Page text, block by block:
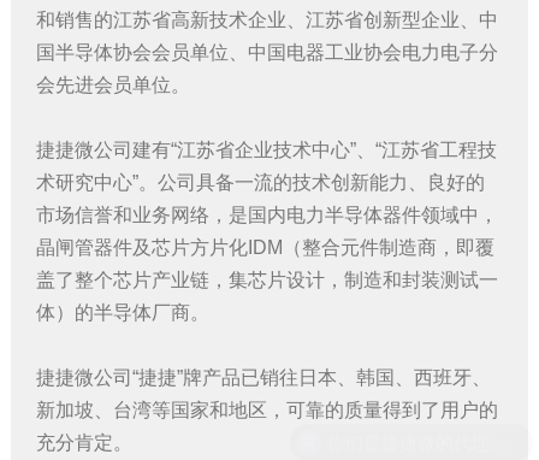
和销售的江苏省高新技术企业、江苏省创新型企业、中
国半导体协会会员单位、中国电器工业协会电力电子分
会先进会员单位。
捷捷微公司建有“江苏省企业技术中心”、“江苏省工程技
术研究中心”。公司具备一流的技术创新能力、良好的
市场信誉和业务网络，是国内电力半导体器件领域中，
晶闸管器件及芯片方片化IDM（整合元件制造商，即覆
盖了整个芯片产业链，集芯片设计，制造和封装测试一
体）的半导体厂商。
捷捷微公司“捷捷”牌产品已销往日本、韩国、西班牙、
新加坡、台湾等国家和地区，可靠的质量得到了用户的
充分肯定。